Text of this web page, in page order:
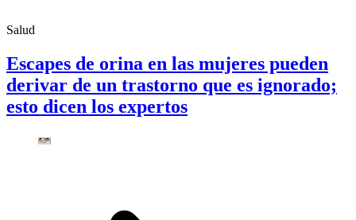
Salud
Escapes de orina en las mujeres pueden
derivar de un trastorno que es ignorado;
esto dicen los expertos